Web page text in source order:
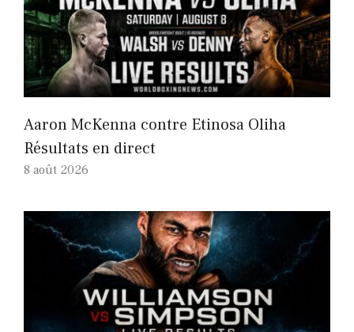
Aaron McKenna contre Etinosa Oliha
Résultats en direct
8 août 2026